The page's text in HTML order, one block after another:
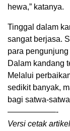
hewa,” katanya.
Tinggal dalam
sangat berjasa.
para
Dalam kandang
Melalui
sedikit banyak,
bagi satwa-
——————-
Versi cetak